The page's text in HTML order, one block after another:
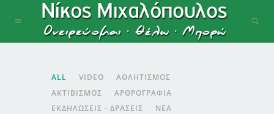
ALL VIDEO
ΑΘΛΗΤΙΣΜΌΣ
ΑΚΤΙΒΙΣΜΌΣ
ΑΡΘΡΟΓΡΑΦΊΑ
ΕΚΔΗΛΏΣΕΙΣ - ΔΡΆΣΕΙΣ
ΝΈΑ